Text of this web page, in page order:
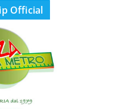
Official